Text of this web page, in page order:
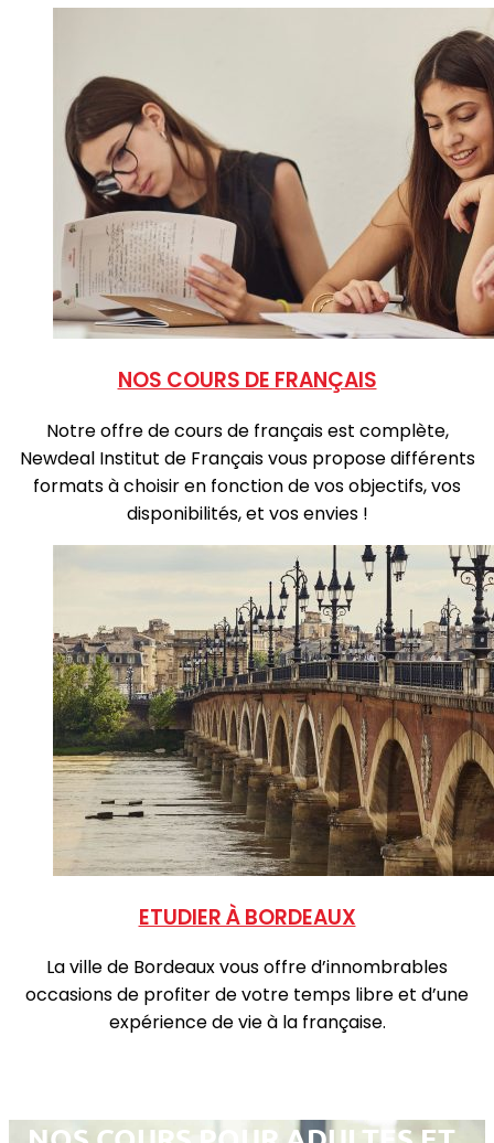
NOS COURS DE FRANÇAIS
Notre offre de cours de français est complète,
Newdeal Institut de Français vous propose différents
formats à choisir en fonction de vos objectifs, vos
disponibilités, et vos envies !
ETUDIER À BORDEAUX
La ville de Bordeaux vous offre d’innombrables
occasions de profiter de votre temps libre et d’une
expérience de vie à la française.